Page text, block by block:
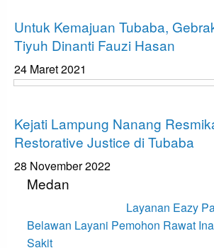
Untuk Kemajuan Tubaba,
Tiyuh Dinanti Fauzi Hasan
24 Maret 2021
Kejati Lampung Nanang
Restorative Justice di Tubaba
28 November 2022
Medan
Layanan Eazy
Belawan Layani Pemohon Rawat
Sakit